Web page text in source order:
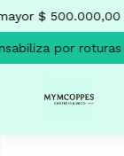
$ 500.000,00
por